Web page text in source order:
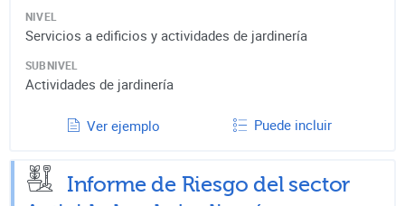
NIVEL
Servicios a edificios y actividades de jardinería
SUBNIVEL
Actividades de jardinería
Ver ejemplo Puede incluir
Informe de Riesgo del sector